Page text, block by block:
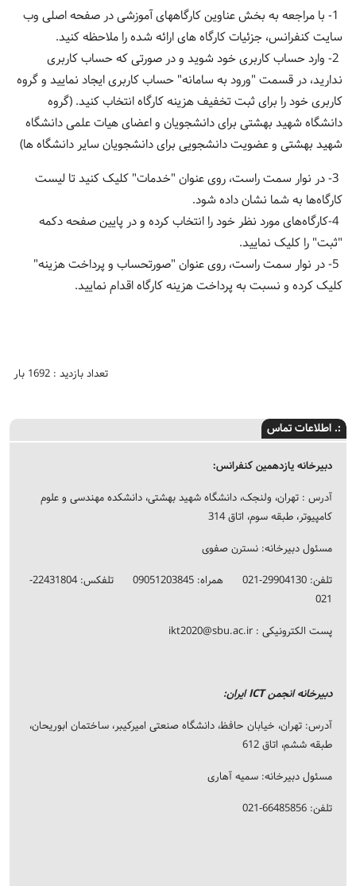
1- با مراجعه به بخش عناوین کارگاههای آموزشی در صفحه اصلی وب
سایت کنفرانس، جزئیات کارگاه های ارائه شده را ملاحظه کنید.
2- وارد حساب کاربری خود شوید و در صورتی که حساب کاربری
ندارید، در قسمت "ورود به سامانه" حساب کاربری ایجاد نمایید و گروه
کاربری خود را برای ثبت تخفیف هزینه کارگاه انتخاب کنید. (گروه
دانشگاه شهید بهشتی برای دانشجویان و اعضای هیات علمی دانشگاه
شهید بهشتی و عضویت دانشجویی برای دانشجویان سایر دانشگاه ها)
3- در نوار سمت راست، روی عنوان "خدمات" کلیک کنید تا لیست
کارگاه‌ها به شما نشان داده شود.
4-کارگاه‌های مورد نظر خود را انتخاب کرده و در پایین صفحه دکمه
"ثبت" را کلیک نمایید.
5- در نوار سمت راست، روی عنوان "صورتحساب و پرداخت هزینه"
کلیک کرده و نسبت به پرداخت هزینه کارگاه اقدام نمایید.
تعداد بازدید : 1692 بار
:. اطلاعات تماس
دبیرخانه یازدهمین کنفرانس:
آدرس : تهران، ولنجک، دانشگاه شهید بهشتی، دانشکده مهندسی و علوم
کامپیوتر، طبقه سوم، اتاق 314
مسئول دبیرخانه: نسترن صفوی
تلفن: 29904130-021 همراه: 09051203845 تلفکس: 22431804-
021
پست الکترونیکی : ikt2020@sbu.ac.ir
دبیرخانه انجمن ICT ایران:
آدرس: تهران، خیابان حافظ، دانشگاه صنعتی امیرکیبر، ساختمان ابوریحان،
طبقه ششم، اتاق 612
مسئول دبیرخانه: سمیه آهاری
تلفن: 66485856-021